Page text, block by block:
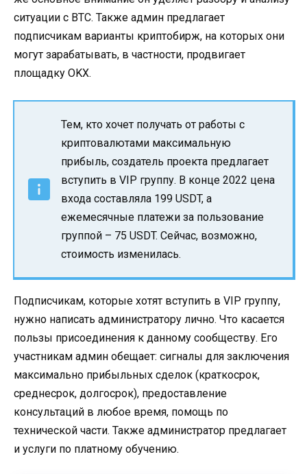
ситуации с BTC. Также админ предлагает
подписчикам варианты криптобирж, на которых они
могут зарабатывать, в частности, продвигает
площадку OKX.
Тем, кто хочет получать от работы с
криптовалютами максимальную
прибыль, создатель проекта предлагает
вступить в VIP группу. В конце 2022 цена
входа составляла 199 USDT, а
ежемесячные платежи за пользование
группой – 75 USDT. Сейчас, возможно,
стоимость изменилась.
Подписчикам, которые хотят вступить в VIP группу,
нужно написать администратору лично. Что касается
пользы присоединения к данному сообществу. Его
участникам админ обещает: сигналы для заключения
максимально прибыльных сделок (краткосрок,
среднесрок, долгосрок), предоставление
консультаций в любое время, помощь по
технической части. Также администратор предлагает
и услуги по платному обучению.